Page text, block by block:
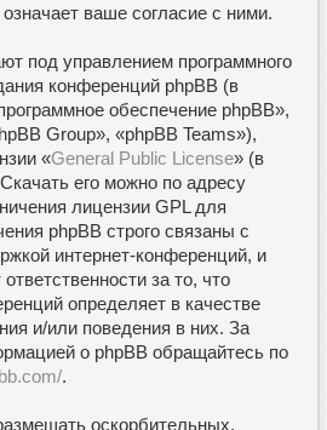
ваше согласие с ними.
под управлением программного
конференций phpBB (в
обеспечение phpBB»,
Group», «phpBB Teams»),
«General Public License» (в
его можно по адресу
лицензии GPL для
phpBB строго связаны с
интернет-конференций, и
за то, что
определяет в качестве
и/или поведения в них. За
о phpBB обращайтесь по
.
оскорбительных,